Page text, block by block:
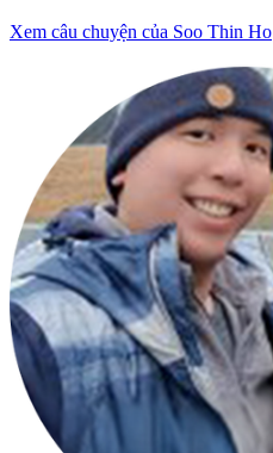
Xem câu chuyện của Soo Thin Ho